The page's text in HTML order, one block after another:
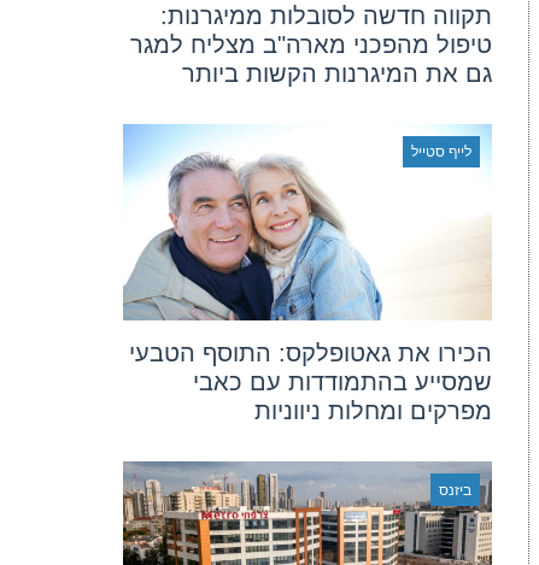
תקווה חדשה לסובלות ממיגרנות:
טיפול מהפכני מארה"ב מצליח למגר
גם את המיגרנות הקשות ביותר
לייף סטייל
הכירו את גאטופלקס: התוסף הטבעי
שמסייע בהתמודדות עם כאבי
מפרקים ומחלות ניווניות
ביזנס